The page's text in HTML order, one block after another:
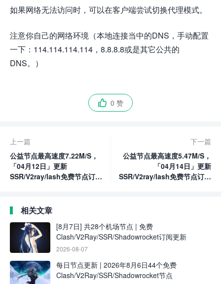
如果网络无法访问时，可以在客户端尝试切换代理模式。
注意你自己的网络环境（本地连接当中的DNS，手动配置
一下：114.114.114.114，8.8.8.8或是其它公共的
DNS。）
 0 赞
上一篇
公益节点最高速度7.22M/S，
「04月12日」更新
SSR/V2ray/lash免费节点订阅
下一篇
公益节点最高速度5.47M/S，
「04月14日」更新
SSR/V2ray/lash免费节点订阅
相关文章
[8月7日] 共28个机场节点 | 免费
Clash/V2Ray/SSR/Shadowrocket订阅更新
2026-08-07
每日节点更新 | 2026年8月6日44个免费
Clash/V2Ray/SSR/Shadowrocket节点